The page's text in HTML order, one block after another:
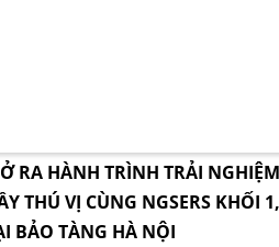
RA HÀNH TRÌNH TRẢI NGHIỆM
THÚ VỊ CÙNG NGSERS KHỐI
BẢO TÀNG HÀ NỘI